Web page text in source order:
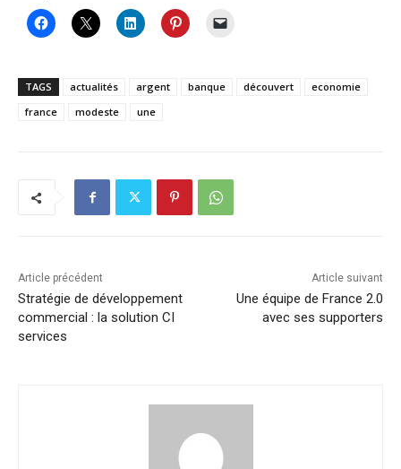
TAGS actualités argent banque découvert
economie
france
modeste une
Article précédent
Stratégie de développement
commercial : la solution CI
services
Article suivant
Une équipe de France 2.0
avec ses supporters